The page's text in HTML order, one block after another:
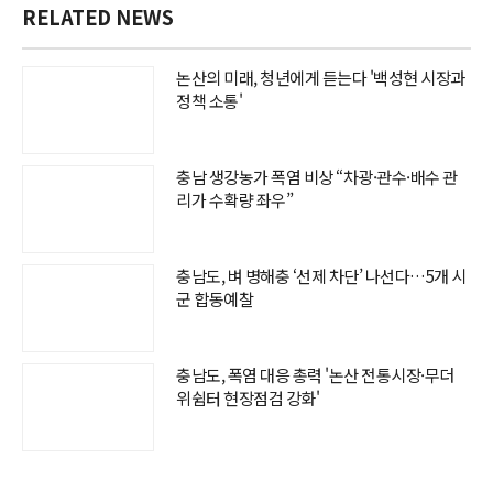
RELATED NEWS
논산의 미래, 청년에게 듣는다 '백성현 시장과
정책 소통'
충남 생강농가 폭염 비상 “차광·관수·배수 관
리가 수확량 좌우”
충남도, 벼 병해충 ‘선제 차단’ 나선다…5개 시
군 합동예찰
충남도, 폭염 대응 총력 '논산 전통시장·무더
위쉼터 현장점검 강화'